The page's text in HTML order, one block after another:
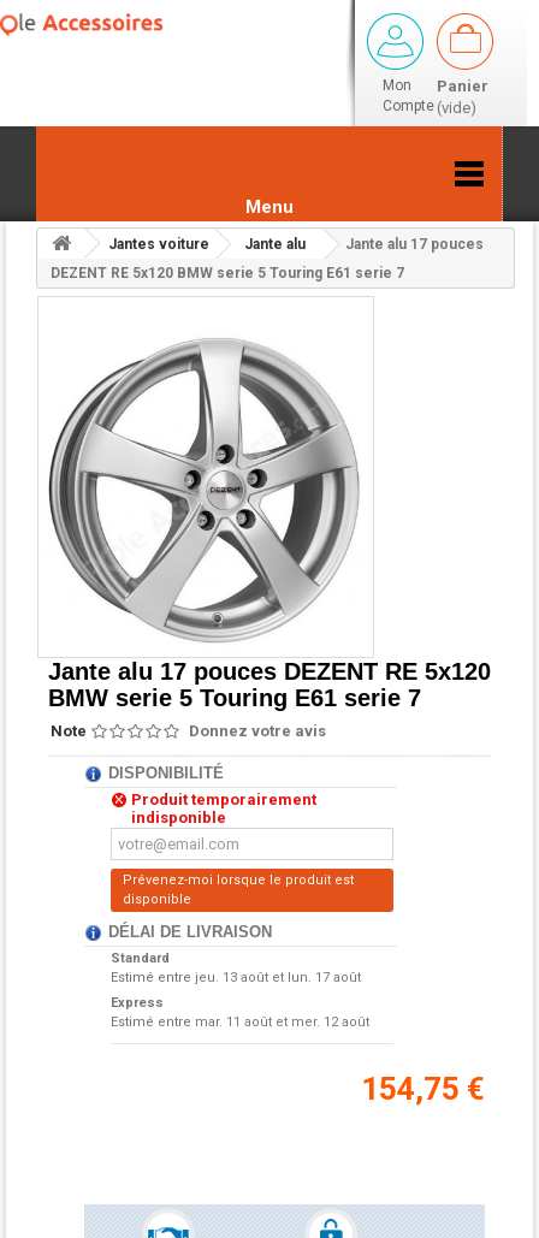
Mon
Compte
Panier
(vide)
Menu
Jantes voiture Jante alu
Jante alu 17 pouces
DEZENT RE 5x120 BMW serie 5 Touring E61 serie 7Retour aux résultats
Jante alu 17 pouces DEZENT RE 5x120
BMW serie 5 Touring E61 serie 7
Note Donnez votre avis
DISPONIBILITÉ
Produit temporairement
indisponible
Prévenez-moi lorsque le produit est
disponible
DÉLAI DE LIVRAISON
Standard
Estimé entre jeu. 13 août et lun. 17 août
Express
Estimé entre mar. 11 août et mer. 12 août
154,75 €